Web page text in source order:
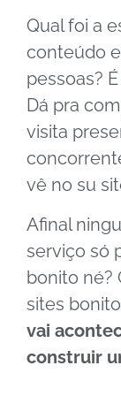
Qual foi a
conteúdo
pessoas?
Dá pra
visita
vê no su
Afinal
serviço só
bonito né?
sites
vai
construir